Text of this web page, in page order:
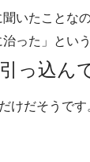
いたことな
治った」とい
引っ込ん
けだそうです